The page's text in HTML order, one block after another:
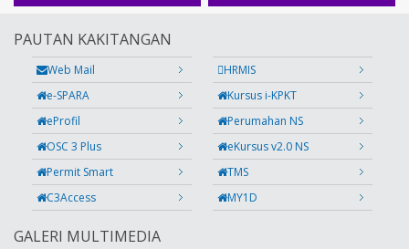
PAUTAN KAKITANGAN
Web Mail
HRMIS
e-SPARA
Kursus i-KPKT
eProfil
Perumahan NS
OSC 3 Plus
eKursus v2.0 NS
Permit Smart
TMS
C3Access
MY1D
GALERI MULTIMEDIA